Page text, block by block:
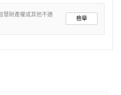
慧財產權或其他不適
檢舉